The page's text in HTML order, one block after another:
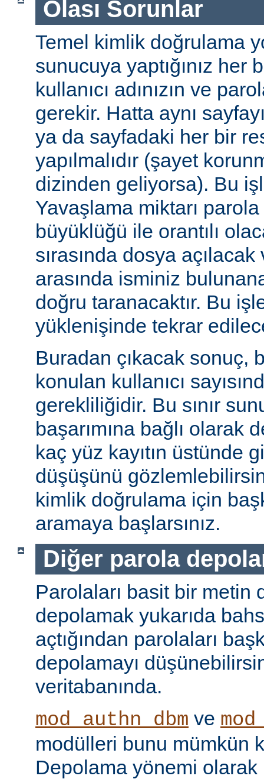
Olası Sorunlar
Temel kimlik doğrulama
sunucuya yaptığınız her
kullanıcı adınızın ve
gerekir. Hatta aynı
ya da sayfadaki her bir
yapılmalıdır (şayet
dizinden geliyorsa). Bu
Yavaşlama miktarı parola
büyüklüğü ile orantılı
sırasında dosya açılacak
arasında isminiz
doğru taranacaktır. Bu
yüklenişinde tekrar
Buradan çıkacak sonuç,
konulan kullanıcı
gerekliliğidir. Bu sınır
başarımına bağlı olarak
kaç yüz kayıtın üstünde
düşüşünü
kimlik doğrulama için
aramaya başlarsınız.
Diğer parola
Parolaları basit bir metin
depolamak yukarıda
açtığından parolaları
depolamayı
veritabanında.
mod_authn_dbm ve
modülleri bunu mümkün
Depolama yönemi olarak